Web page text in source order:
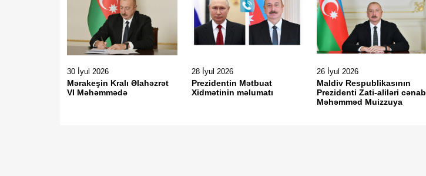
30 İyul 2026
Mərakeşin Kralı Əlahəzrət
VI Məhəmmədə
28 İyul 2026
Prezidentin Mətbuat
Xidmətinin məlumatı
26 İyul 2026
Maldiv Respublikasının
Prezidenti Zati-aliləri cənab
Məhəmməd Muizzuya